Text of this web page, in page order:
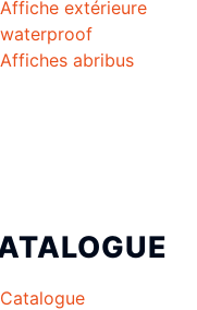
Affiche extérieure
waterproof
Affiches abribus
Catalogue